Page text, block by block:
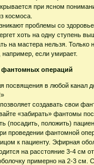
при ясном
космоса.
проблемы со
хоть на одну ступень
на мастера нельзя. Только
например, если умирает.
фантомных операций
посвящения в любой канал
создавать свои
«забирать» фантомы
(посадить, положить)
проведении фантомной
к пациенту. Эфирная
на расстояние 3-4 см
примерно на 2-3 см.